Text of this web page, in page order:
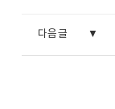
다음 글